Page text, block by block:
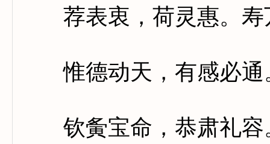
荐表衷，荷灵惠。寿
惟德动天，有感必通
钦夤宝命，恭肃礼容